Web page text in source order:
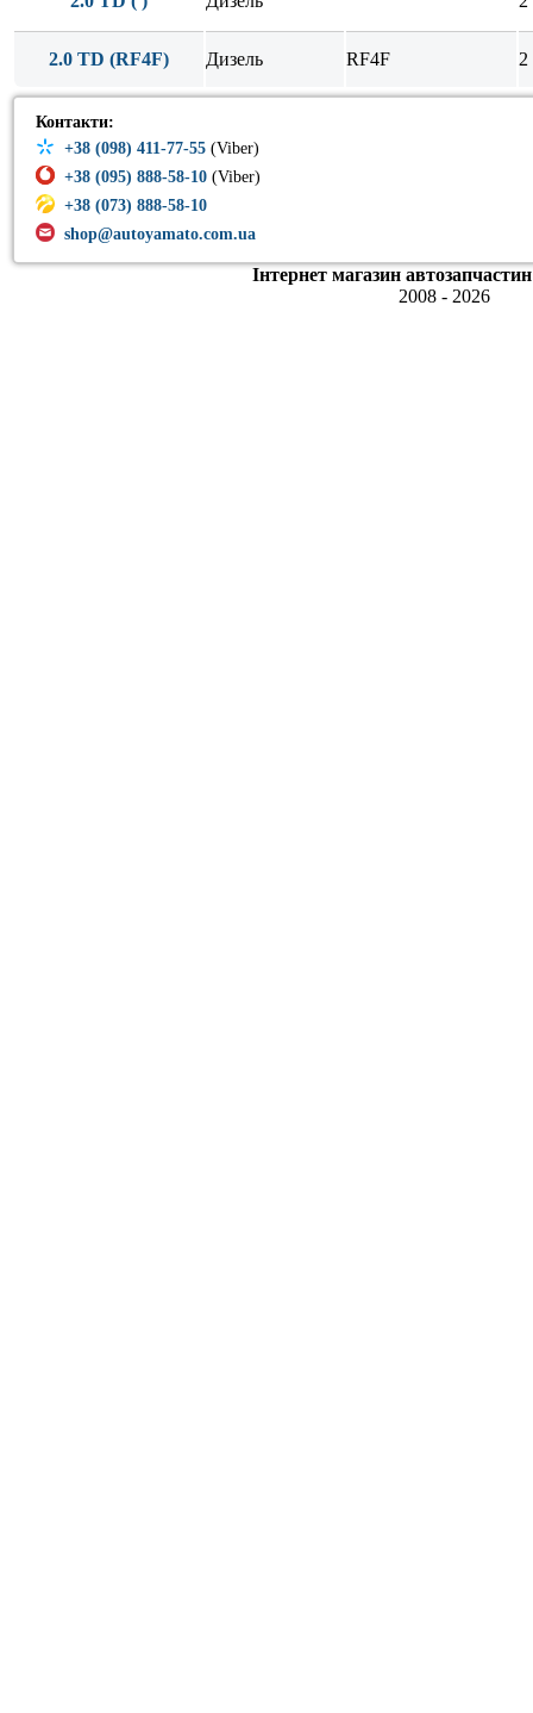
2.0 TD (RF4F) Дизель RF4F 2
Контакти:
+38 (098) 411-77-55 (Viber)
+38 (095) 888-58-10 (Viber)
+38 (073) 888-58-10
shop@autoyamato.com.ua
Інтернет магазин
2008 - 2026